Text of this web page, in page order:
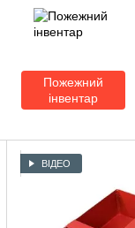
Пожежний
інвентар
ВІДЕО